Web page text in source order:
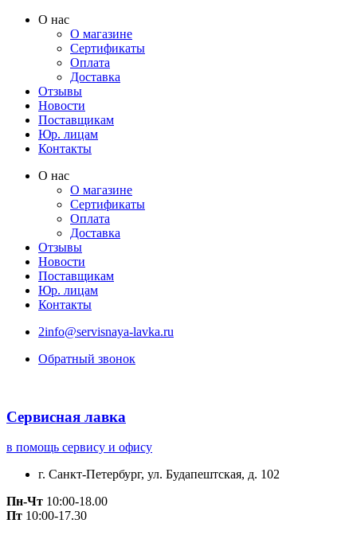
Перейти
содержимому
О нас
О магазине
Сертификаты
Оплата
Доставка
Отзывы
Новости
Поставщикам
Юр. лицам
Контакты
О нас
О магазине
Сертификаты
Оплата
Доставка
Отзывы
Новости
Поставщикам
Юр. лицам
Контакты
2info@servisnaya-lavka.ru
Обратный звонок
Сервисная лавка
в помощь сервису и офису
г. Санкт-Петербург, ул. Будапештская, д. 102
Пн-Чт 10:00-18.00
Пт 10:00-17.30